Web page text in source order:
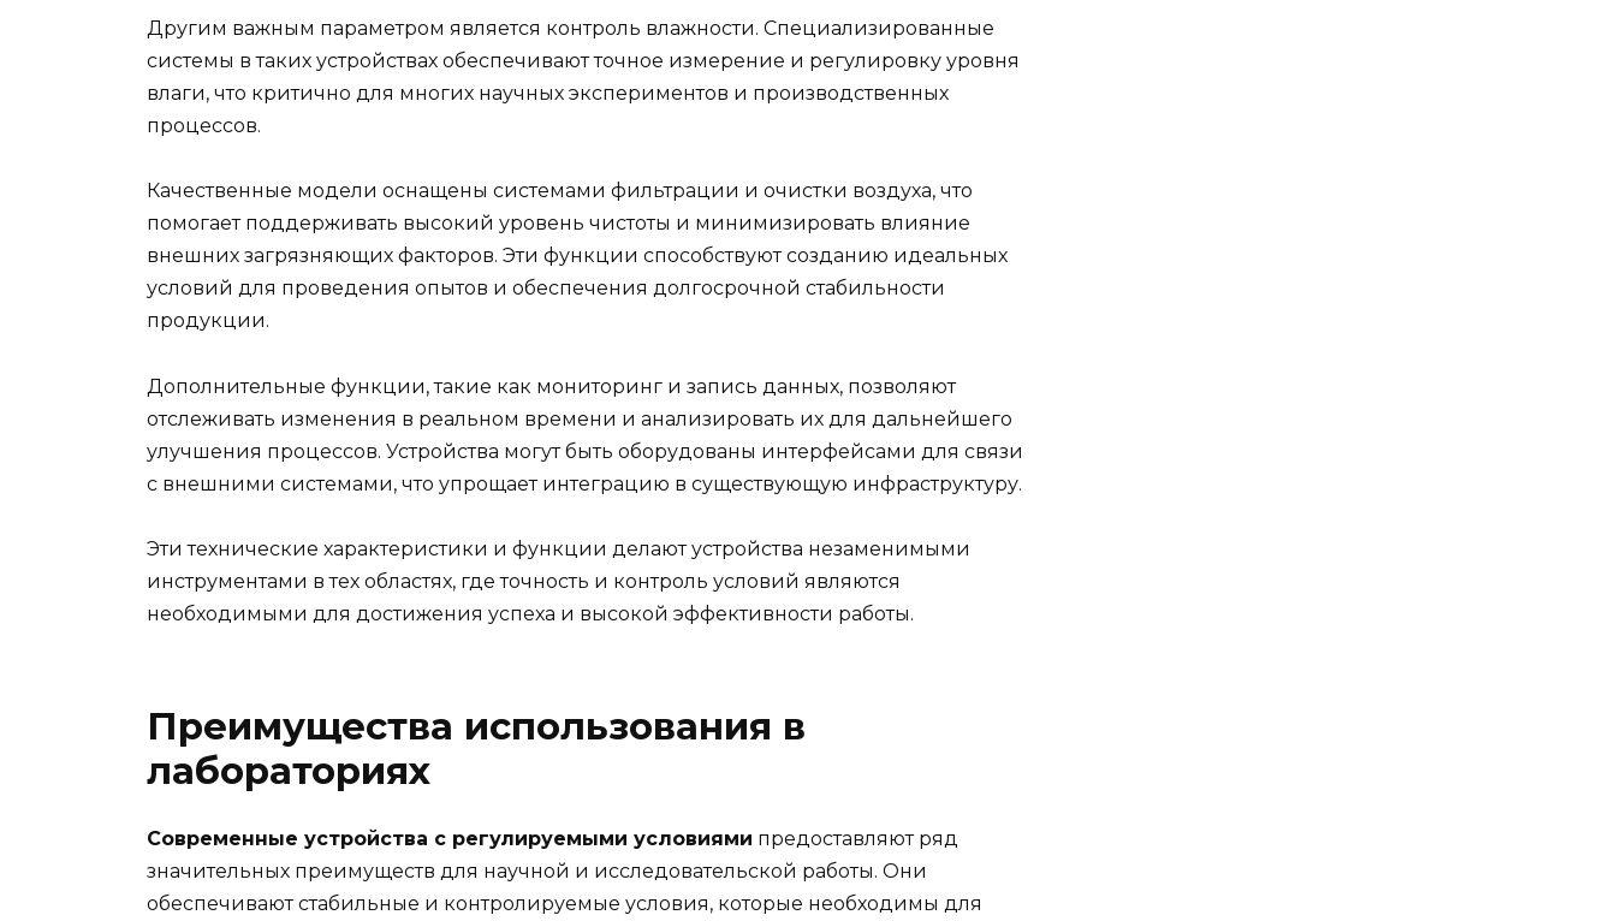
Другим важным параметром является контроль влажности. Специализированные
системы в таких устройствах обеспечивают точное измерение и регулировку уровня
влаги, что критично для многих научных экспериментов и производственных
процессов.
Качественные модели оснащены системами фильтрации и очистки воздуха, что
помогает поддерживать высокий уровень чистоты и минимизировать влияние
внешних загрязняющих факторов. Эти функции способствуют созданию идеальных
условий для проведения опытов и обеспечения долгосрочной стабильности
продукции.
Дополнительные функции, такие как мониторинг и запись данных, позволяют
отслеживать изменения в реальном времени и анализировать их для дальнейшего
улучшения процессов. Устройства могут быть оборудованы интерфейсами для связи
с внешними системами, что упрощает интеграцию в существующую инфраструктуру.
Эти технические характеристики и функции делают устройства незаменимыми
инструментами в тех областях, где точность и контроль условий являются
необходимыми для достижения успеха и высокой эффективности работы.
Преимущества использования в
лабораториях
Современные устройства с регулируемыми условиями предоставляют ряд
значительных преимуществ для научной и исследовательской работы. Они
обеспечивают стабильные и контролируемые условия, которые необходимы для